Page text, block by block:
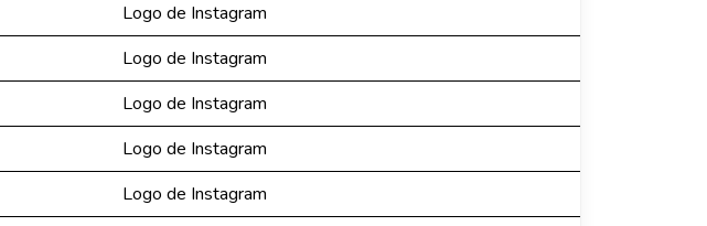
Logo de Instagram
Logo de Instagram
Logo de Instagram
Logo de Instagram
Logo de Instagram